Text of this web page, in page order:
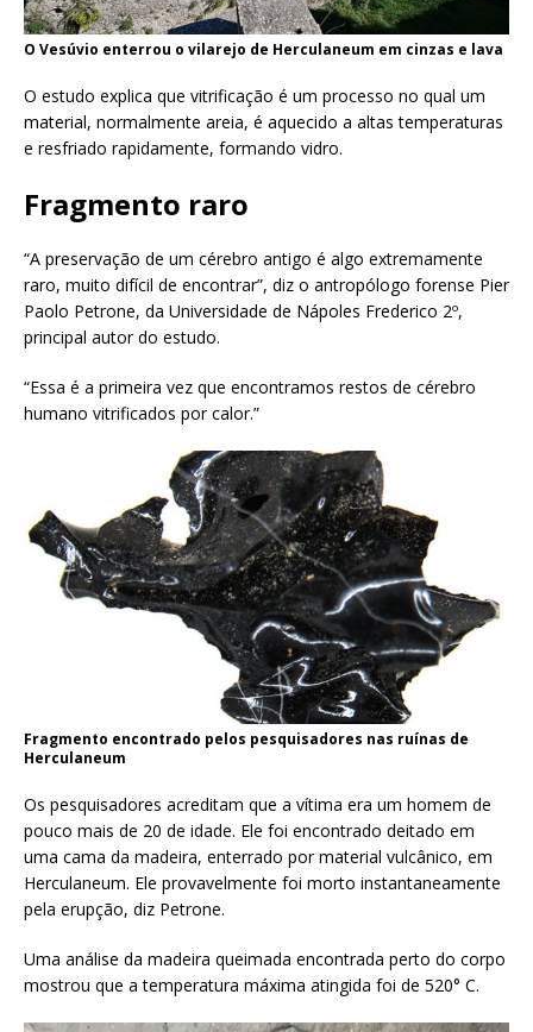
O Vesúvio enterrou o vilarejo de Herculaneum em cinzas e lava
O estudo explica que vitrificação é um processo no qual um
material, normalmente areia, é aquecido a altas temperaturas
e resfriado rapidamente, formando vidro.
Fragmento raro
“A preservação de um cérebro antigo é algo extremamente
raro, muito difícil de encontrar”, diz o antropólogo forense Pier
Paolo Petrone, da Universidade de Nápoles Frederico 2º,
principal autor do estudo.
“Essa é a primeira vez que encontramos restos de cérebro
humano vitrificados por calor.”
Fragmento encontrado pelos pesquisadores nas ruínas de
Herculaneum
Os pesquisadores acreditam que a vítima era um homem de
pouco mais de 20 de idade. Ele foi encontrado deitado em
uma cama da madeira, enterrado por material vulcânico, em
Herculaneum. Ele provavelmente foi morto instantaneamente
pela erupção, diz Petrone.
Uma análise da madeira queimada encontrada perto do corpo
mostrou que a temperatura máxima atingida foi de 520° C.